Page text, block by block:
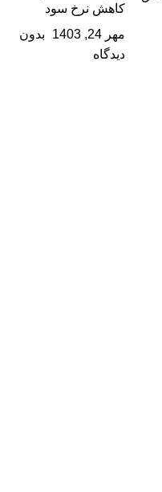
کاهش نرخ سود
مهر 24, 1403
بدون
دیدگاه